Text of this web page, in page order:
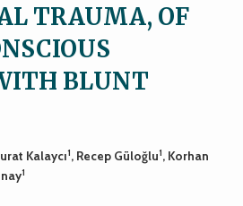
TRAUMA, OF
BLUNT
Kalaycı1, Recep Güloğlu1, Korhan
1